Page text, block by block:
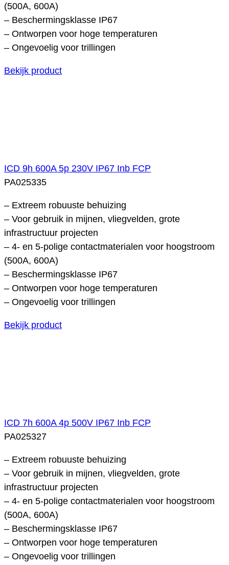
(500A, 600A)
– Beschermingsklasse IP67
– Ontworpen voor hoge temperaturen
– Ongevoelig voor trillingen
Bekijk product
ICD 9h 600A 5p 230V IP67 Inb FCP
PA025335
– Extreem robuuste behuizing
– Voor gebruik in mijnen, vliegvelden, grote
infrastructuur projecten
– 4- en 5-polige contactmaterialen voor hoogstroom
(500A, 600A)
– Beschermingsklasse IP67
– Ontworpen voor hoge temperaturen
– Ongevoelig voor trillingen
Bekijk product
ICD 7h 600A 4p 500V IP67 Inb FCP
PA025327
– Extreem robuuste behuizing
– Voor gebruik in mijnen, vliegvelden, grote
infrastructuur projecten
– 4- en 5-polige contactmaterialen voor hoogstroom
(500A, 600A)
– Beschermingsklasse IP67
– Ontworpen voor hoge temperaturen
– Ongevoelig voor trillingen